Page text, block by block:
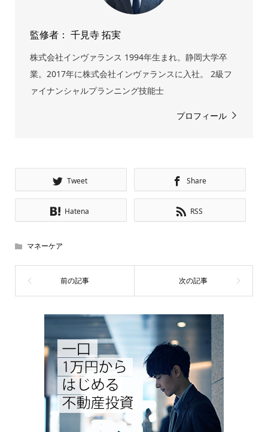
監修者： 千見寺 拓実
株式会社インヴァランス 1994年生まれ。静岡大学卒
業。2017年に株式会社インヴァランスに入社。 2級フ
ァイナンシャルプランニング技能士
プロフィール
Tweet Share
Hatena RSS
マネーケア